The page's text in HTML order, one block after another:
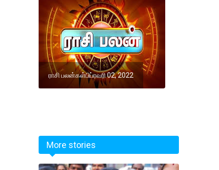
ராசி பலன்கள்பிப்ரவரி 02, 2022
More stories